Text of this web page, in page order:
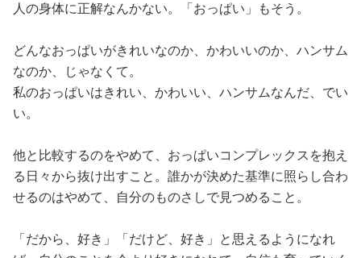
トラベル
カルチャー/エンタメ
占い
性と愛
ゲーム
人の身体に正解なんかない。「おっぱい」もそう。
どんなおっぱいがきれいなのか、かわいいのか、ハンサム
なのか、じゃなくて。
私のおっぱいはきれい、かわいい、ハンサムなんだ、でい
い。
他と比較するのをやめて、おっぱいコンプレックスを抱え
る日々から抜け出すこと。誰かが決めた基準に照らし合わ
せるのはやめて、自分のものさしで見つめること。
「だから、好き」「だけど、好き」と思えるようになれ